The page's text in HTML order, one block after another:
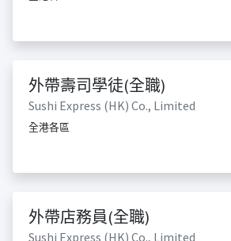
外帶壽司學徒(全職)
Sushi Express (HK) Co., Limited
全港各區
外帶店務員(全職)
Sushi Express (HK) Co., Limited